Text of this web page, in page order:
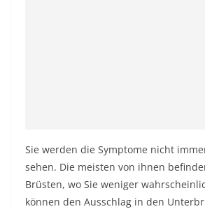
Sie werden die Symptome nicht
sehen. Die meisten von ihnen
Brüsten, wo Sie weniger
können den Ausschlag in den